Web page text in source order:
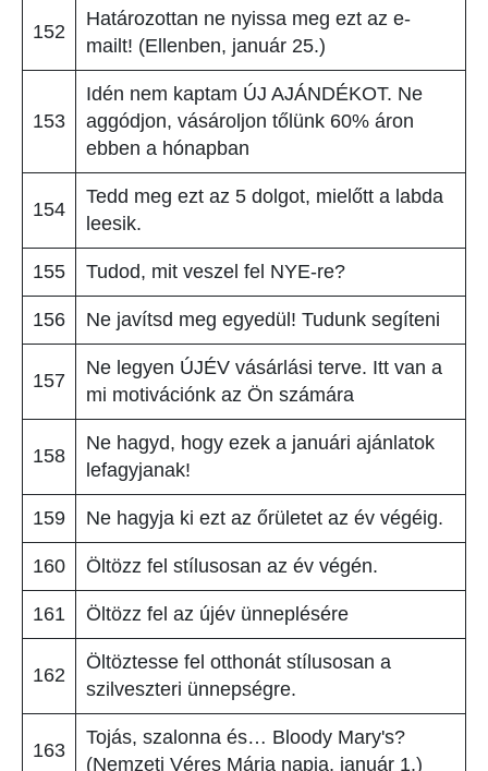
152
Határozottan ne nyissa meg ezt az e-
mailt! (Ellenben, január 25.)
153
Idén nem kaptam ÚJ AJÁNDÉKOT. Ne
aggódjon, vásároljon tőlünk 60% áron
ebben a hónapban
154
Tedd meg ezt az 5 dolgot, mielőtt a labda
leesik.
155 Tudod, mit veszel fel NYE-re?
156 Ne javítsd meg egyedül! Tudunk segíteni
157
Ne legyen ÚJÉV vásárlási terve. Itt van a
mi motivációnk az Ön számára
158
Ne hagyd, hogy ezek a januári ajánlatok
lefagyjanak!
159 Ne hagyja ki ezt az őrületet az év végéig.
160 Öltözz fel stílusosan az év végén.
161 Öltözz fel az újév ünneplésére
162
Öltöztesse fel otthonát stílusosan a
szilveszteri ünnepségre.
163
Tojás, szalonna és… Bloody Mary's?
(Nemzeti Véres Mária napja, január 1.)